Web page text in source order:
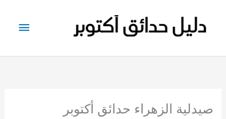
المحتوى
صيدلية الزهراء حدائق أكتوبر